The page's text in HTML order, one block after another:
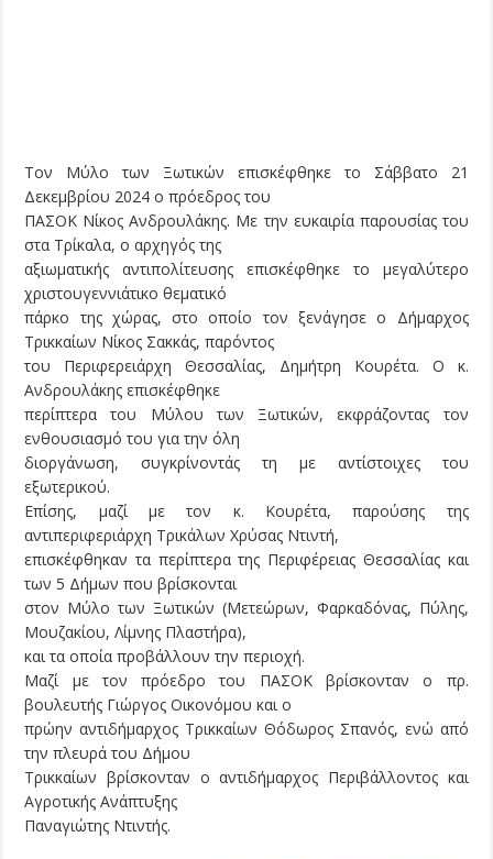
Τον Μύλο των Ξωτικών επισκέφθηκε το Σάββατο 21
Δεκεμβρίου 2024 ο πρόεδρος του
ΠΑΣΟΚ Νίκος Ανδρουλάκης. Με την ευκαιρία παρουσίας του
στα Τρίκαλα, ο αρχηγός της
αξιωματικής αντιπολίτευσης επισκέφθηκε το μεγαλύτερο
χριστουγεννιάτικο θεματικό
πάρκο της χώρας, στο οποίο τον ξενάγησε ο Δήμαρχος
Τρικκαίων Νίκος Σακκάς, παρόντος
του Περιφερειάρχη Θεσσαλίας, Δημήτρη Κουρέτα. Ο κ.
Ανδρουλάκης επισκέφθηκε
περίπτερα του Μύλου των Ξωτικών, εκφράζοντας τον
ενθουσιασμό του για την όλη
διοργάνωση, συγκρίνοντάς τη με αντίστοιχες του
εξωτερικού.
Επίσης, μαζί με τον κ. Κουρέτα, παρούσης της
αντιπεριφεριάρχη Τρικάλων Χρύσας Ντιντή,
επισκέφθηκαν τα περίπτερα της Περιφέρειας Θεσσαλίας και
των 5 Δήμων που βρίσκονται
στον Μύλο των Ξωτικών (Μετεώρων, Φαρκαδόνας, Πύλης,
Μουζακίου, Λίμνης Πλαστήρα),
και τα οποία προβάλλουν την περιοχή.
Μαζί με τον πρόεδρο του ΠΑΣΟΚ βρίσκονταν ο πρ.
βουλευτής Γιώργος Οικονόμου και ο
πρώην αντιδήμαρχος Τρικκαίων Θόδωρος Σπανός, ενώ από
την πλευρά του Δήμου
Τρικκαίων βρίσκονταν ο αντιδήμαρχος Περιβάλλοντος και
Αγροτικής Ανάπτυξης
Παναγιώτης Ντιντής.